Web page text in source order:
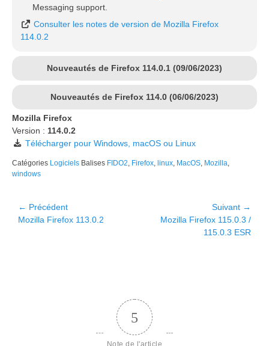
Messaging support.
Consulter les notes de version de Mozilla Firefox
114.0.2
Nouveautés de Firefox 114.0.1 (09/06/2023)
Nouveautés de Firefox 114.0 (06/06/2023)
Mozilla Firefox
Version : 114.0.2
Télécharger pour Windows, macOS ou Linux
Catégories Logiciels Balises FIDO2 Firefox linux MacOS Mozilla
windows
Navigation
de
← Précédent
Article
Mozilla Firefox 113.0.2
Suivant →
Mozilla Firefox 115.0.3 /
115.0.3 ESR
5
Note de l'article